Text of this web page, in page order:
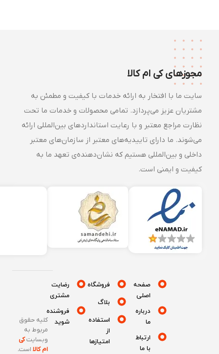
مجوزهای کی ام کالا
سایت ما با افتخار به ارائه خدمات با کیفیت و مطمئن به
مشتریان عزیز می‌پردازد. تمامی محصولات و خدمات ما تحت
نظارت مراجع معتبر و با رعایت استانداردهای بین‌المللی ارائه
می‌شوند. ما دارای تاییدیه‌های معتبر از سازمان‌های معتبر
داخلی و بین‌المللی هستیم که نشان‌دهنده‌ی تعهد ما به
کیفیت و ایمنی است.
صفحه
درباره
ارتباط
فروشگاه
بلاگ
استفاده
امتیازها
رضایت
مشتری
فروشنده
شوید
کلیه حقوق
مربوط به
وبسایتکی
ام کالااست.